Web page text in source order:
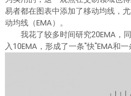
易者都在图表中添加了移动均线，
动均线（EMA）。
我花了较多时间研究20EMA，
入10EMA，形成了一条"快"EMA和一